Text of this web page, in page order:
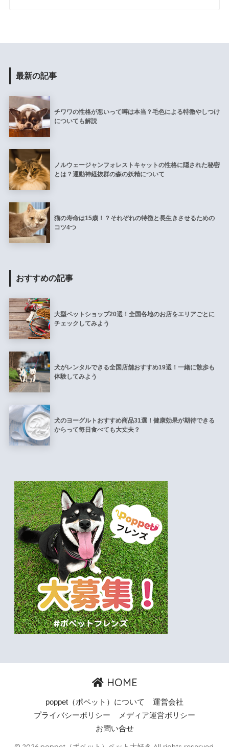
最新の記事
チワワの性格が悪いって噂は本当？毛色による特徴やしつけ
についても解説
ノルウェージャンフォレストキャットの性格に隠された秘密
とは？運動神経抜群の森の妖精について
猫の寿命は15歳！？それぞれの特徴と長生きさせるための
コツ4つ
おすすめの記事
大型ペットショップ20選！全国各地のお店をエリアごとに
チェックしてみよう
犬がレンタルできる全国店舗おすすめ19選！一緒に散歩も
体験してみよう
犬のヨーグルトおすすめ商品31選！健康効果が期待できる
からって毎日食べても大丈夫？
HOME
poppet（ポペット）について
運営会社
プライバシーポリシー
メディア運営ポリシー
お問い合せ